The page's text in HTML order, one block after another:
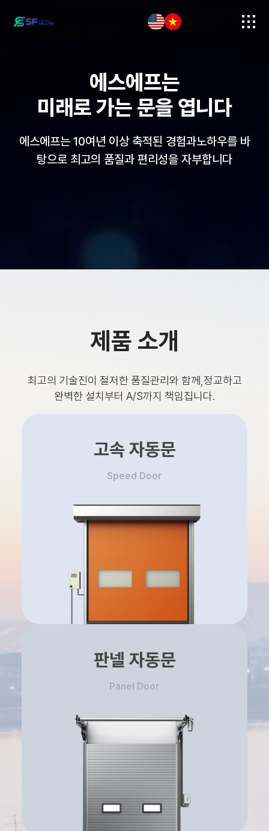
에스에프는
미래로 가는 문을 엽니다
에스에프는 10여년 이상 축적된 경험과노하우를 바
탕으로 최고의 품질과 편리성을 자부합니다
제품 소개
최고의 기술진이 철저한 품질관리와 함께, 정교하고
완벽한 설치부터 A/S까지 책임집니다.
고속 자동문
Speed Door
판넬 자동문
Panel Door